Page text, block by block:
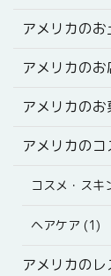
アメリカの
アメリカの
アメリカの
アメリカの
コスメ・スキ
ヘアケア (1)
アメリカの